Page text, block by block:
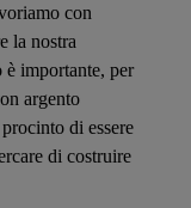
con
la nostra
importante, per
argento
di essere
di costruire